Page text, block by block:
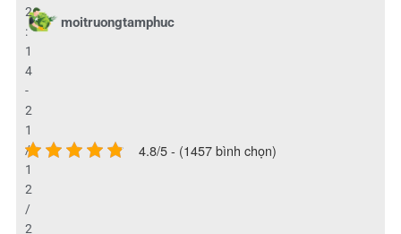
moitruongtamphuc
2
:
1
4
-
2
1
/
1
2
/
2
4.8/5 - (1457 bình chọn)